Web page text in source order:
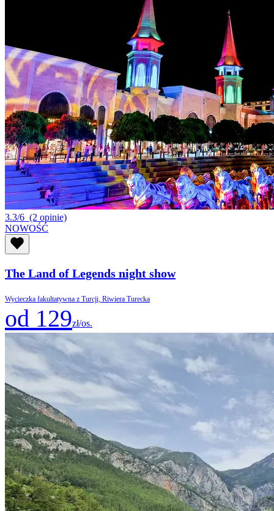
3.3/6 (2 opinie)
NOWOŚĆ
The Land of Legends night show
Wycieczka fakultatywna z Turcji, Riwiera Turecka
od 129zł/os.